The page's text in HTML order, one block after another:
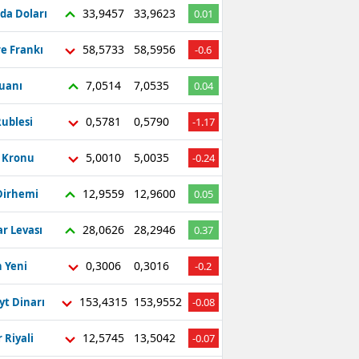
Doları 33,9457 33,9623 0.01
Frankı 58,5733 58,5956 -0.6
7,0514 7,0535 0.04
0,5781 0,5790 -1.17
Kronu 5,0010 5,0035 -0.24
12,9559 12,9600 0.05
Levası 28,0626 28,2946 0.37
Yeni 0,3006 0,3016 -0.2
Dinarı 153,4315 153,9552 -0.08
Riyali 12,5745 13,5042 -0.07